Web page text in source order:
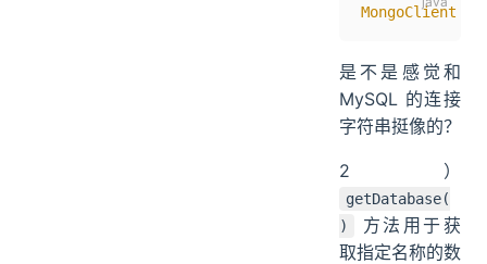
MongoClient
是不是感觉和
MySQL 的连接
字符串挺像的？
2）
getDatabase(
)
方法用于获
取指定名称的数